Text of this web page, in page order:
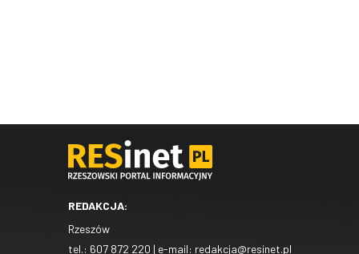
REDAKCJA:
Rzeszów
tel.: 607 872 220 | e-mail: redakcja@resinet.pl